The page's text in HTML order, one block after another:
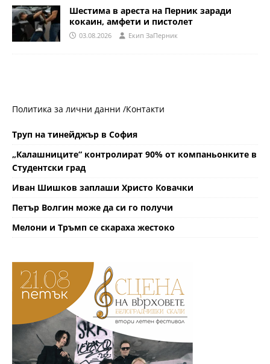
Шестима в ареста на Перник заради
кокаин, амфети и пистолет
03.08.2026 Eкип ЗаПерник
Политика за лични данни /Контакти
Труп на тинейджър в София
„Калашниците“ контролират 90% от компаньонките в
Студентски град
Иван Шишков заплаши Христо Ковачки
Петър Волгин може да си го получи
Мелони и Тръмп се скараха жестоко